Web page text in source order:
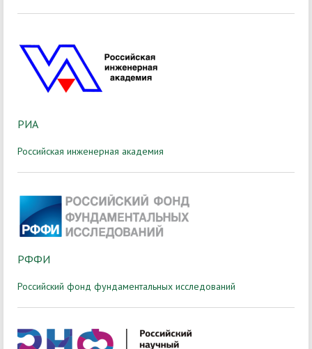
РИА
Российская инженерная академия
РФФИ
Российский фонд фундаментальных исследований